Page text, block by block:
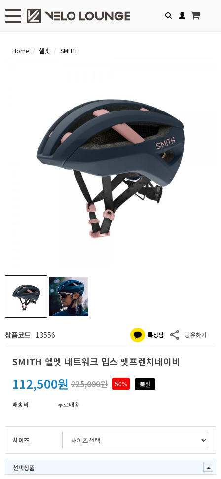
Toggle navigation
Home 헬멧 SMITH
상품코드 13556
SMITH 헬멧 네트워크 밉스 맷프렌치네이비
112,500원 225,000원 50% 품절
배송비 무료배송
사이즈
선택상품